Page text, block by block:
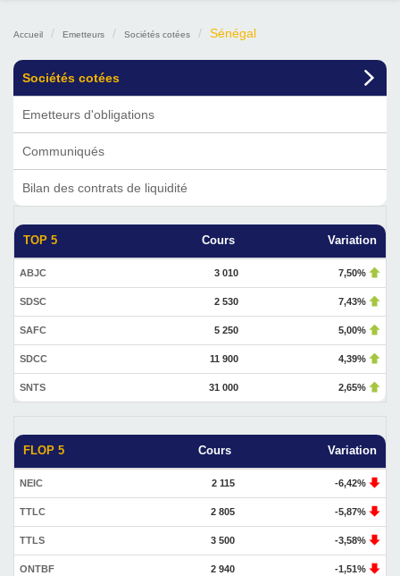
Accueil Emetteurs Sociétés cotées Sénégal
Sociétés cotées
Emetteurs d'obligations
Communiqués
Bilan des contrats de liquidité
TOP 5 Cours Variation
ABJC 3 010 7,50%
SDSC 2 530 7,43%
SAFC 5 250 5,00%
SDCC 11 900 4,39%
SNTS 31 000 2,65%
FLOP 5 Cours Variation
NEIC 2 115 -6,42%
TTLC 2 805 -5,87%
TTLS 3 500 -3,58%
ONTBF 2 940 -1,51%